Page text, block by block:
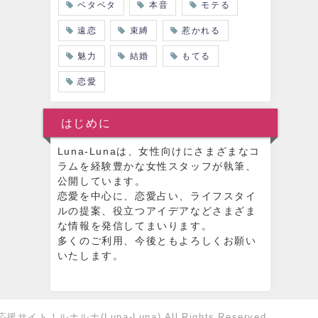
ベタベタ 本音 モテる
遠恋 束縛 惹かれる
魅力 結婚 もてる
恋愛
はじめに
Luna-Lunaは、女性向けにさまざまなコ
ラムを経験豊かな女性スタッフが執筆、
公開しています。
恋愛を中心に、恋愛占い、ライフスタイ
ルの提案、役立つアイデアなどさまざま
な情報を発信してまいります。
多くのご利用、今後ともよろしくお願い
いたします。